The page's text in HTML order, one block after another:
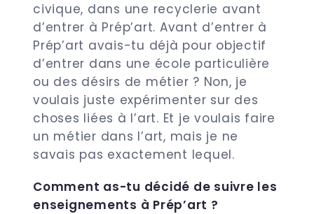
civique, dans une recyclerie avant
d’entrer à Prép’art. Avant d’entrer à
Prép’art avais-tu déjà pour objectif
d’entrer dans une école particulière
ou des désirs de métier ? Non, je
voulais juste expérimenter sur des
choses liées à l’art. Et je voulais faire
un métier dans l’art, mais je ne
savais pas exactement lequel.
Comment as-tu décidé de suivre les
enseignements à Prép’art ?